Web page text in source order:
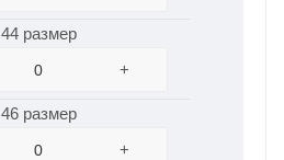
44 размер
+
46 размер
+